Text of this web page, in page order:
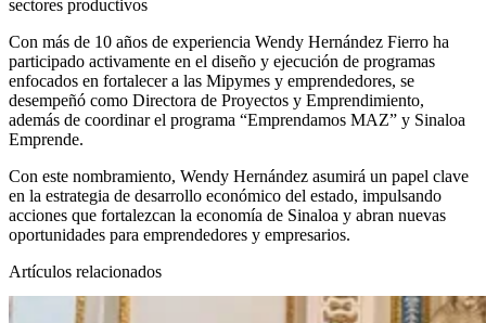
sectores productivos
Con más de 10 años de experiencia Wendy Hernández Fierro ha
participado activamente en el diseño y ejecución de programas
enfocados en fortalecer a las Mipymes y emprendedores, se
desempeñó como Directora de Proyectos y Emprendimiento,
además de coordinar el programa “Emprendamos MAZ” y Sinaloa
Emprende.
Con este nombramiento, Wendy Hernández asumirá un papel clave
en la estrategia de desarrollo económico del estado, impulsando
acciones que fortalezcan la economía de Sinaloa y abran nuevas
oportunidades para emprendedores y empresarios.
Artículos relacionados